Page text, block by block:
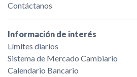
Contáctanos
Información de interés
Límites diarios
Sistema de Mercado Cambiario
Calendario Bancario